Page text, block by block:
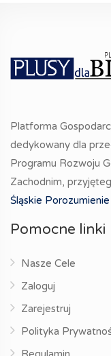
Platforma
dedykowany dla
Programu Rozwoju
Zachodnim,
Śląskie
Pomocne linki
Nasze Cele
Zaloguj
Zarejestruj
Polityka